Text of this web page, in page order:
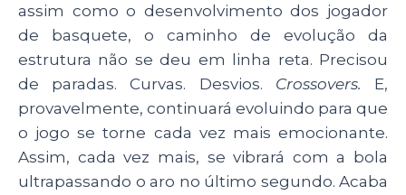
assim como o desenvolvimento dos jogador
de basquete, o caminho de evolução da
estrutura não se deu em linha reta. Precisou
de paradas. Curvas. Desvios. Crossovers. E,
provavelmente, continuará evoluindo para que
o jogo se torne cada vez mais emocionante.
Assim, cada vez mais, se vibrará com a bola
ultrapassando o aro no último segundo. Acaba